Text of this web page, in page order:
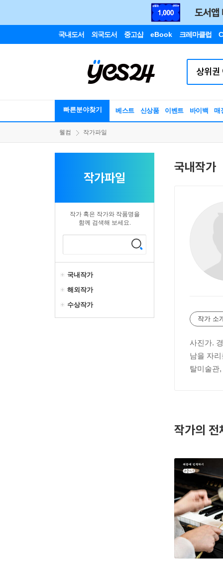
국내도서 외국도서 중고샵 eBook 크레마클럽
빠른분야찾기 베스트 신상품 이벤트 바이백 매
웰컴 작가파일
작가파일
작가 혹은 작가와 작품명을
함께 검색해 보세요.
국내작가
해외작가
수상작가
국내작가
작가 소
사진가.
남을 자
탈미술관
작가의 전